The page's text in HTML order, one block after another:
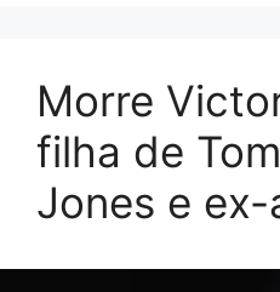
Morre
filha de
Jones e